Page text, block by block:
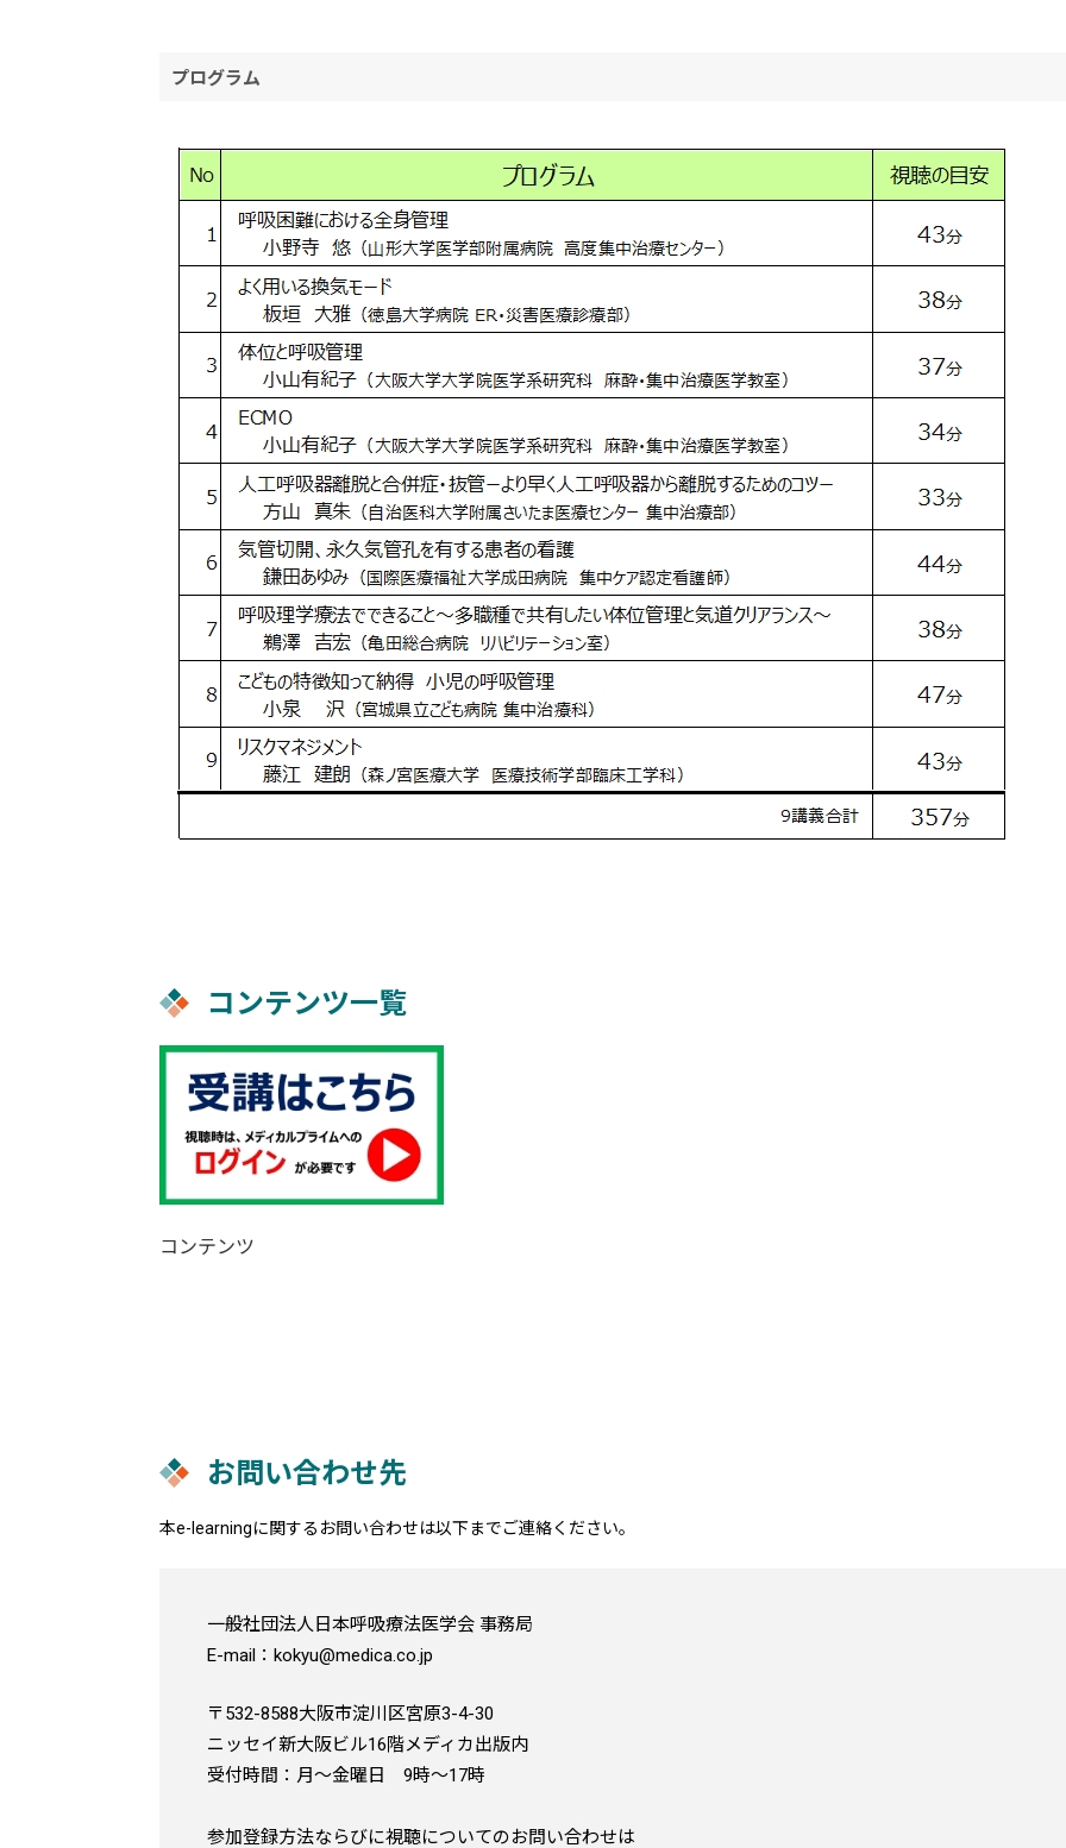
プログラム
コンテンツ一覧
コンテンツ
お問い合わせ先
本e-learningに関するお問い合わせは以下までご連絡ください。
一般社団法人日本呼吸療法医学会 事務局
E-mail：kokyu@medica.co.jp
〒532-8588大阪市淀川区宮原3-4-30
ニッセイ新大阪ビル16階メディカ出版内
受付時間：月～金曜日 9時～17時
参加登録方法ならびに視聴についてのお問い合わせは